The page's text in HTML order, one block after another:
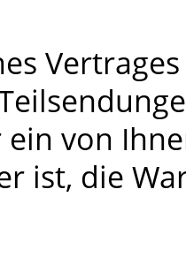
ein von
ist, die